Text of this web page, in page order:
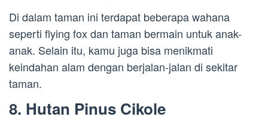
Di dalam taman ini terdapat beberapa wahana
seperti flying fox dan taman bermain untuk anak-
anak. Selain itu, kamu juga bisa menikmati
keindahan alam dengan berjalan-jalan di sekitar
taman.
8. Hutan Pinus Cikole